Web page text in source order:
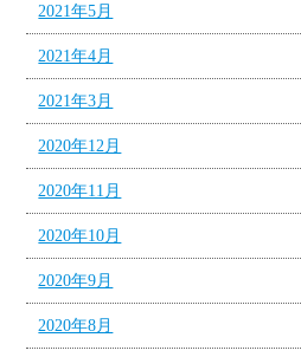
2021年5月
2021年4月
2021年3月
2020年12月
2020年11月
2020年10月
2020年9月
2020年8月